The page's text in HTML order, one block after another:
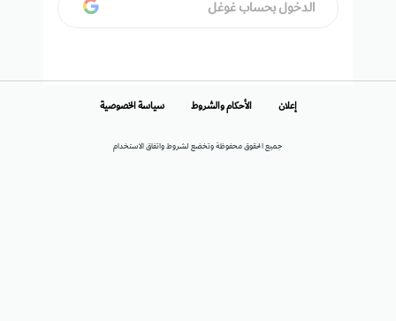
الدخول بحساب غوغل
جميع الحقوق محفوظة وتخضع لشروط واتفاق الاستخدام
إعلان الأحكام والشروط سياسة الخصوصية